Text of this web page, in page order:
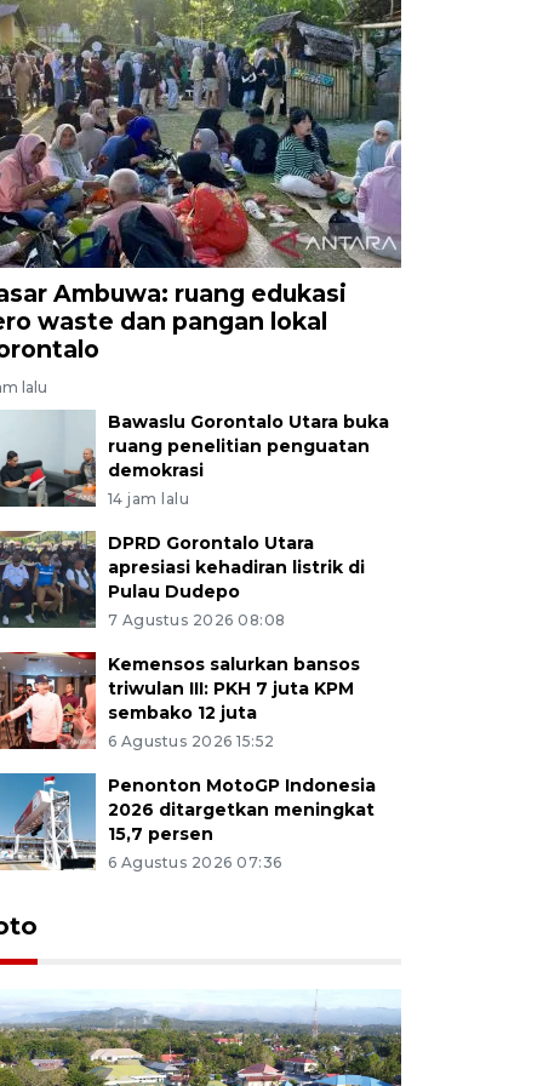
Ambuwa: ruang edukasi
waste dan pangan lokal
lalu
Bawaslu Gorontalo Utara buka
ruang penelitian penguatan
demokrasi
14 jam lalu
DPRD Gorontalo Utara
apresiasi kehadiran listrik di
Pulau Dudepo
7 Agustus 2026 08:08
Kemensos salurkan bansos
triwulan III: PKH 7 juta KPM
sembako 12 juta
6 Agustus 2026 15:52
Penonton MotoGP Indonesia
2026 ditargetkan meningkat
15,7 persen
6 Agustus 2026 07:36